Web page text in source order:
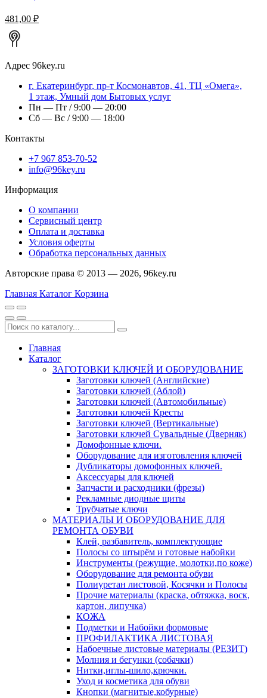
481,00 ₽
Адрес 96key.ru
г. Екатеринбург, пр-т Космонавтов, 41, ТЦ «Омега»,
1 этаж, Умный дом Бытовых услуг
Пн — Пт / 9:00 — 20:00
Сб — Вс / 9:00 — 18:00
Контакты
+7 967 853-70-52
info@96key.ru
Информация
О компании
Сервисный центр
Оплата и доставка
Условия оферты
Обработка персональных данных
Авторские права © 2013 — 2026, 96key.ru
Главная Каталог Корзина
Главная
Каталог
ЗАГОТОВКИ КЛЮЧЕЙ И ОБОРУДОВАНИЕ
Заготовки ключей (Английские)
Заготовки ключей (Аблой)
Заготовки ключей (Автомобильные)
Заготовки ключей Кресты
Заготовки ключей (Вертикальные)
Заготовки ключей Сувальдные (Дверняк)
Домофонные ключи.
Оборудование для изготовления ключей
Дубликаторы домофонных ключей.
Аксессуары для ключей
Запчасти и расходники (фрезы)
Рекламные диодные щиты
Трубчатые ключи
МАТЕРИАЛЫ И ОБОРУДОВАНИЕ ДЛЯ
РЕМОНТА ОБУВИ
Клей, разбавитель, комплектующие
Полосы со штырём и готовые набойки
Инструменты (режущие, молотки,по коже)
Оборудование для ремонта обуви
Полиуретан листовой, Косячки и Полосы
Прочие материалы (краска, обтяжка, воск,
картон, липучка)
КОЖА
Подметки и Набойки формовые
ПРОФИЛАКТИКА ЛИСТОВАЯ
Набоечные листовые материалы (РЕЗИТ)
Молния и бегунки (собачки)
Нитки,иглы-шило,крючки.
Уход и косметика для обуви
Кнопки (магнитые,кобурные)